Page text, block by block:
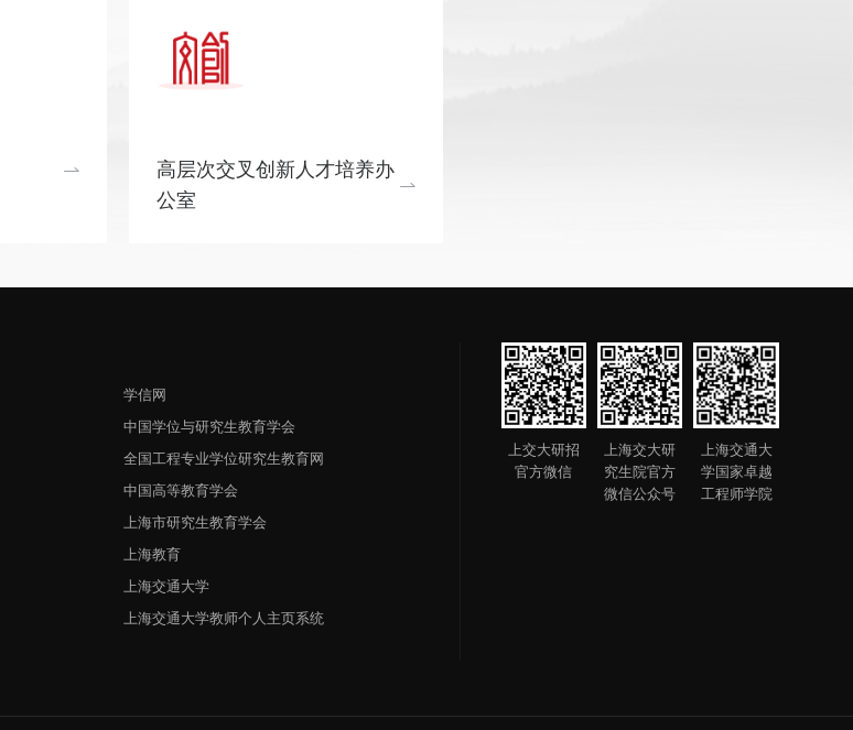
高层次交叉创新人才培养办
公室
学信网
中国学位与研究生教育学会
全国工程专业学位研究生教育网
中国高等教育学会
上海市研究生教育学会
上海教育
上海交通大学
上海交通大学教师个人主页系统
上交大研招
官方微信
上海交大研
究生院官方
微信公众号
上海交通大
学国家卓越
工程师学院